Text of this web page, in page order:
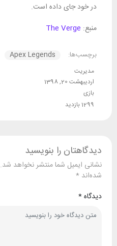
در خود جای داده است.
منبع: The Verge
برچسب‌ها: Apex Legends
مدیریت
اردیبهشت 20, 1398
بازی
1299 بازدید
دیدگاهتان را بنویسید
نشانی ایمیل شما منتشر نخواهد شد.
شده‌اند *
دیدگاه*